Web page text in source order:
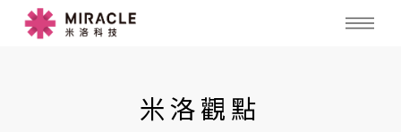
米洛觀點